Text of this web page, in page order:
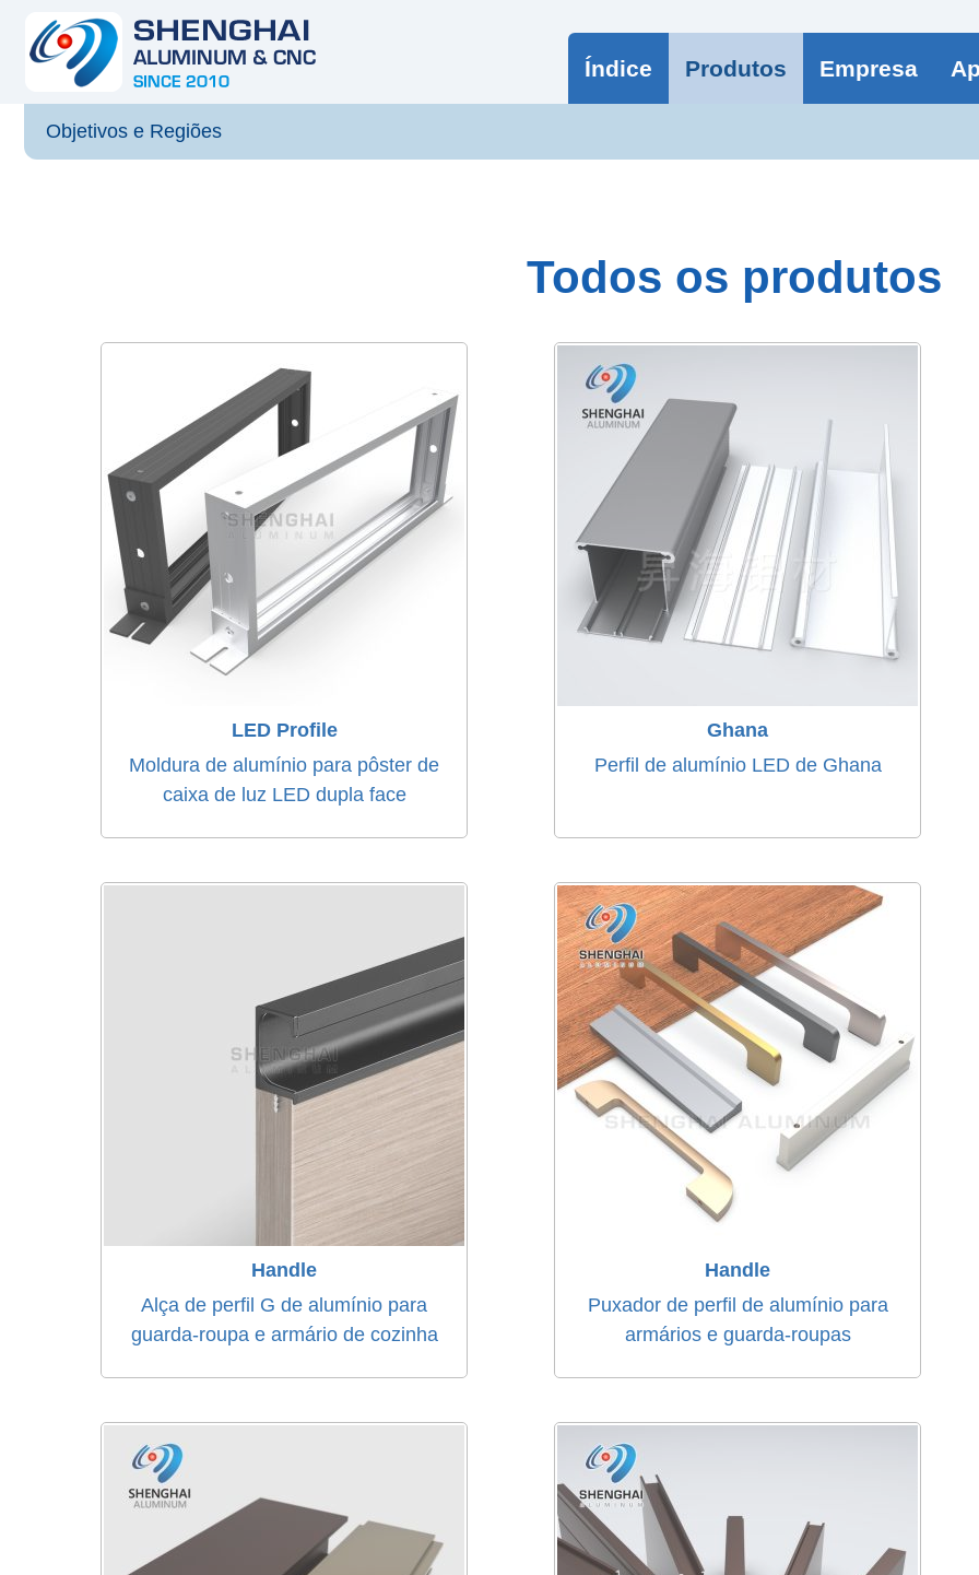
Índice Produtos Empresa
Objetivos e Regiões
Todos os produtos
LED Profile
Moldura de alumínio para pôster de
caixa de luz LED dupla face
Ghana
Perfil de alumínio LED de Ghana
Handle
Alça de perfil G de alumínio para
guarda-roupa e armário de cozinha
Handle
Puxador de perfil de alumínio para
armários e guarda-roupas